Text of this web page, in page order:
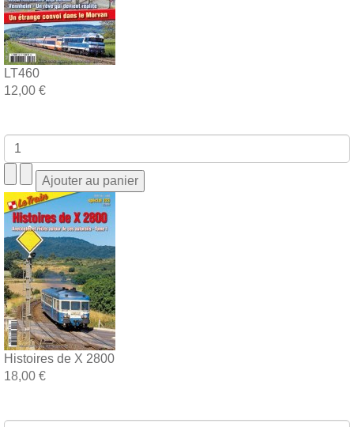
LT460
12,00 €
Histoires de X 2800
18,00 €